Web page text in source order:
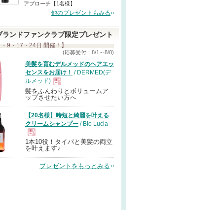
アプローチ【1名様】
他のプレゼントもみる
ランドファンクラブ限定プレゼント
・9・17・24日 開催！】
(応募受付：8/1～8/8)
美髪を育むデルメッドのヘアエッ
センスをお届け！
/ DERMED(デ
ルメッド)
現
品
髪をふんわりとボリュームア
ップさせたい方へ
【20名様】時短と綺麗を叶える
クリームシャンプー / Bio Lucia
現
1本10役！タイパと美髪の両立
を叶えます♪
プレゼントをもっとみる